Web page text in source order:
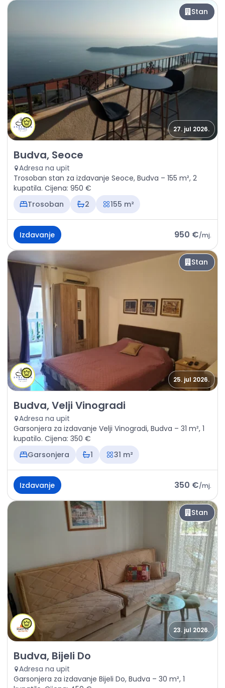
Stan
27. jul 2026.
Izdavanje - Stan Budva, Seoce
Budva, Seoce
Adresa na upit
Trosoban stan za izdavanje Seoce, Budva – 155 m², 2
kupatila. Cijena: 950 €
Trosoban
2 155 m²
Izdavanje 950 €/mj.
Stan
25. jul 2026.
Izdavanje - Stan Budva, Velji Vinogradi
Budva, Velji Vinogradi
Adresa na upit
Garsonjera za izdavanje Velji Vinogradi, Budva – 31 m², 1
kupatilo. Cijena: 350 €
Garsonjera
1 31 m²
Izdavanje 350 €/mj.
Stan
23. jul 2026.
Izdavanje - Stan Budva, Bijeli Do
Budva, Bijeli Do
Adresa na upit
Garsonjera za izdavanje Bijeli Do, Budva – 30 m², 1